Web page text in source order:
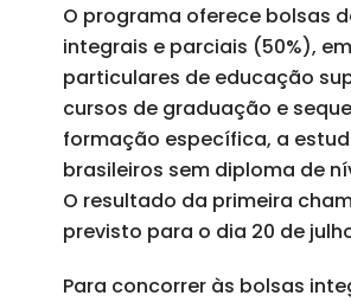
O programa oferece bolsas
integrais e parciais (50%),
particulares de educação
cursos de graduação e
formação específica, a
brasileiros sem diploma de
O resultado da primeira
previsto para o dia 20 de
Para concorrer às bolsas